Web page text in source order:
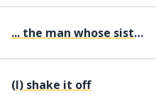
... the man whose sister works for the president
(I) shake it off